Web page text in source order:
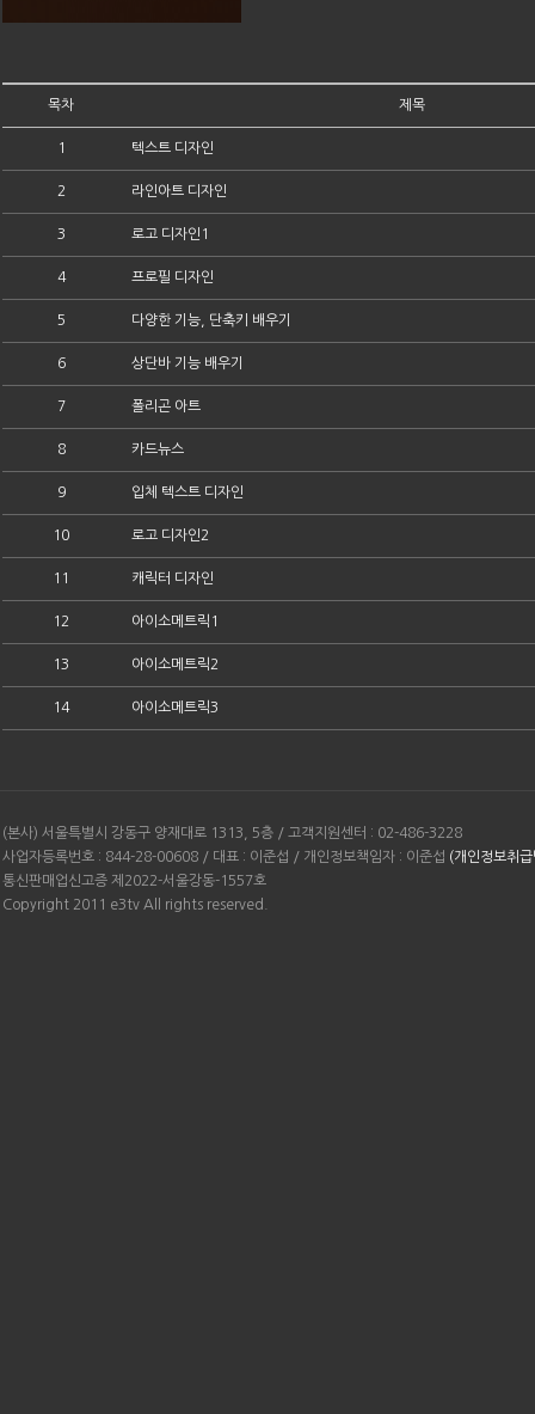
목차 제목
1 텍스트 디자인
2 라인아트 디자인
3 로고 디자인1
4 프로필 디자인
5 다양한 기능, 단축키 배우기
6 상단바 기능 배우기
7 폴리곤 아트
8 카드뉴스
9 입체 텍스트 디자인
10 로고 디자인2
11 캐릭터 디자인
12 아이소메트릭1
13 아이소메트릭2
14 아이소메트릭3
(본사) 서울특별시 강동구 양재대로 1313, 5층 / 고객지원센터 : 02-486-3228
사업자등록번호 : 844-28-00608 / 대표 : 이준섭 / 개인정보책임자 : 이준섭 (개인정보취
통신판매업신고증 제2022-서울강동-1557호
Copyright 2011 e3tv All rights reserved.